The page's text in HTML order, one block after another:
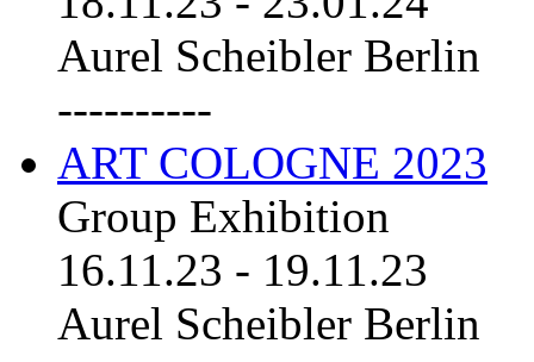
Aurel Scheibler Berlin
----------
ART COLOGNE 2023
Group Exhibition
16.11.23 - 19.11.23
Aurel Scheibler Berlin